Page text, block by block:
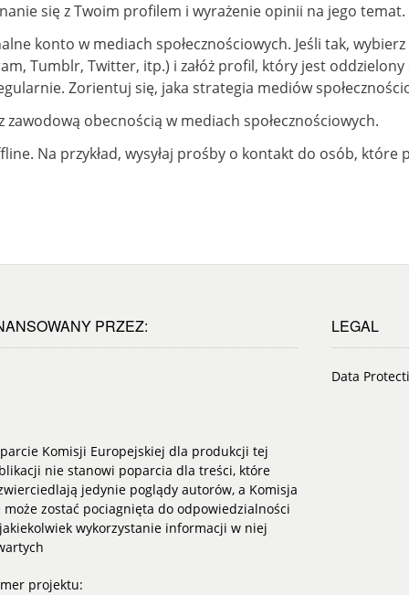
się z Twoim profilem i wyrażenie opinii na jego temat.
konto w mediach społecznościowych. Jeśli tak,
Tumblr, Twitter, itp.) i załóż profil, który jest
Zorientuj się, jaka strategia mediów
zawodową obecnością w mediach społecznościowych.
Na przykład, wysyłaj prośby o kontakt do osób, które
PRZEZ:
Komisji Europejskiej dla produkcji tej
nie stanowi poparcia dla treści, które
jedynie poglądy autorów, a Komisja
może zostać pociagnięta do odpowiedzialności
wykorzystanie informacji w niej
projektu:
LEGAL
Data